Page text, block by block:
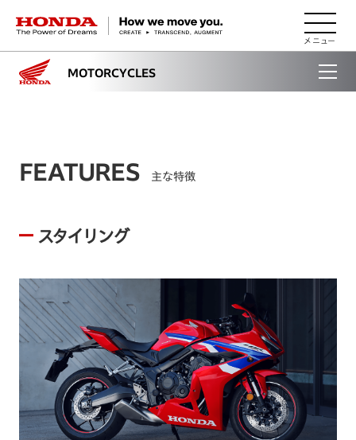
HONDA The Power of Dreams
MOTORCYCLES
FEATURES 主な特徴
スタイリング